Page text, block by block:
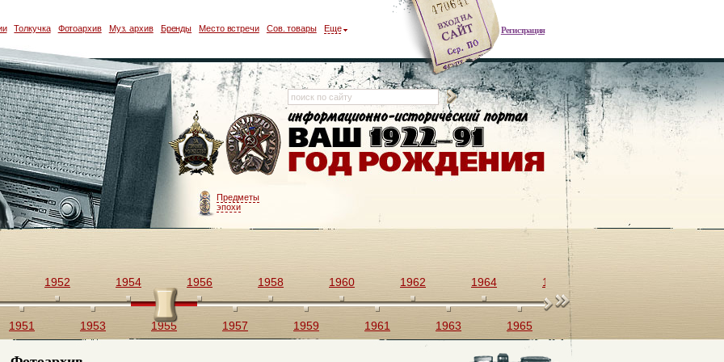
Регистрация
Толкучка Фотоархив Муз. архив Бренды Место встречи Сов. товары Еще
Предметы
эпохи
1951
1952
1953
1954
1955
1956
1957
1958
1959
1960
1961
1962
1963
1964
1965
1966